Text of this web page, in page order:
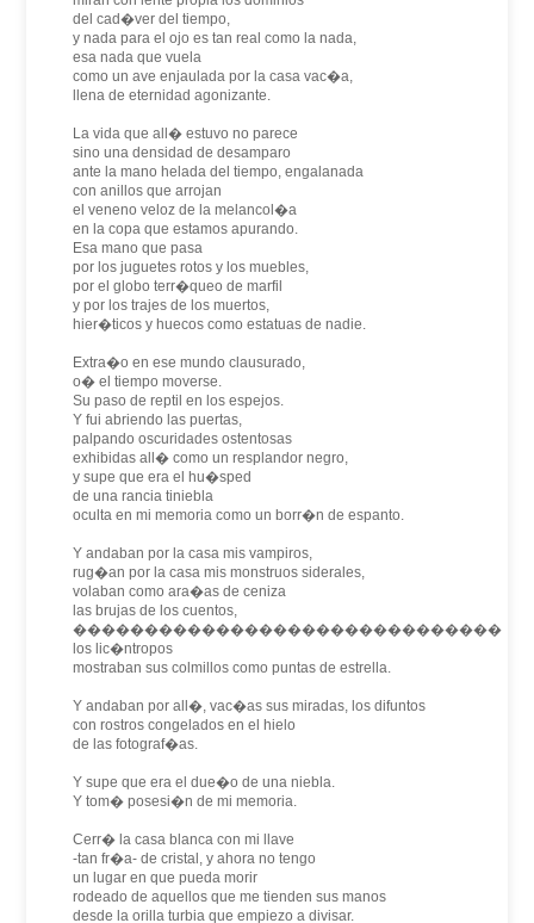
del cad�ver del tiempo,
y nada para el ojo es tan real como la nada,
esa nada que vuela
como un ave enjaulada por la casa vac�a,
llena de eternidad agonizante.
La vida que all� estuvo no parece
sino una densidad de desamparo
ante la mano helada del tiempo, engalanada
con anillos que arrojan
el veneno veloz de la melancol�a
en la copa que estamos apurando.
Esa mano que pasa
por los juguetes rotos y los muebles,
por el globo terr�queo de marfil
y por los trajes de los muertos,
hier�ticos y huecos como estatuas de nadie.
Extra�o en ese mundo clausurado,
o� el tiempo moverse.
Su paso de reptil en los espejos.
Y fui abriendo las puertas,
palpando oscuridades ostentosas
exhibidas all� como un resplandor negro,
y supe que era el hu�sped
de una rancia tiniebla
oculta en mi memoria como un borr�n de espanto.
Y andaban por la casa mis vampiros,
rug�an por la casa mis monstruos siderales,
volaban como ara�as de ceniza
las brujas de los cuentos,
������������������������������
los lic�ntropos
mostraban sus colmillos como puntas de estrella.
Y andaban por all�, vac�as sus miradas, los difuntos
con rostros congelados en el hielo
de las fotograf�as.
Y supe que era el due�o de una niebla.
Y tom� posesi�n de mi memoria.
Cerr� la casa blanca con mi llave
-tan fr�a- de cristal, y ahora no tengo
un lugar en que pueda morir
rodeado de aquellos que me tienden sus manos
desde la orilla turbia que empiezo a divisar.